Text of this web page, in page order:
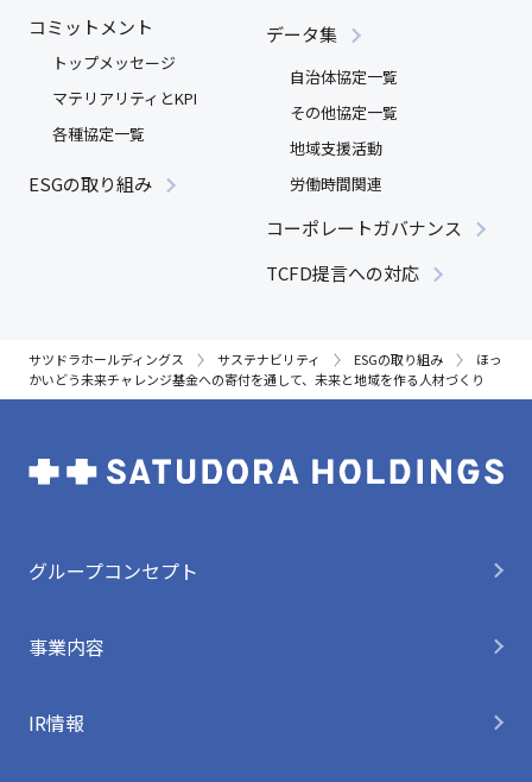
コミットメント
トップメッセージ
マテリアリティとKPI
各種協定一覧
ESGの取り組み
データ集
自治体協定一覧
その他協定一覧
地域支援活動
労働時間関連
コーポレートガバナンス
TCFD提言への対応
サツドラホールディングス サステナビリティ ESGの取り組み
ほっ
かいどう未来チャレンジ基金への寄付を通して、未来と地域を作る人材づくり
グループコンセプト
事業内容
IR情報